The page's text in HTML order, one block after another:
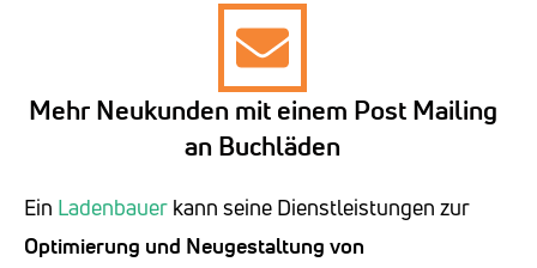
Mehr Neukunden mit einem Post Mailing
an Buchläden
Ein Ladenbauer kann seine Dienstleistungen zur
Optimierung und Neugestaltung von